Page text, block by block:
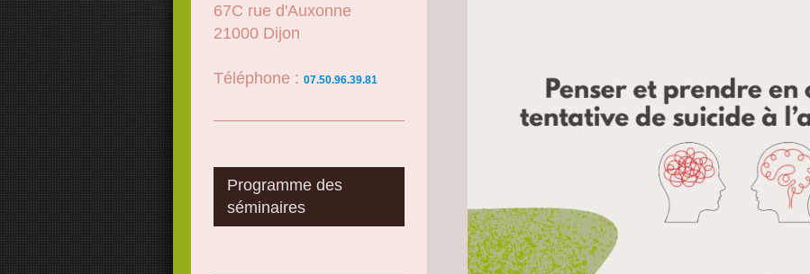
67C rue d'Auxonne
21000 Dijon
Téléphone : 07.50.96.39.81
Programme des
séminaires